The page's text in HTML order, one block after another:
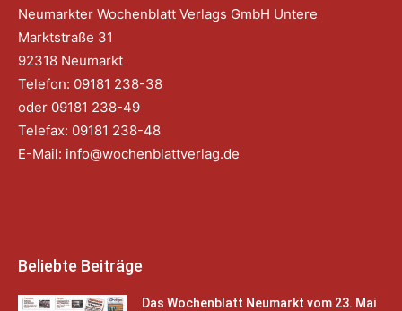
Neumarkter Wochenblatt Verlags GmbH Untere
Marktstraße 31
92318 Neumarkt
Telefon: 09181 238-38
oder 09181 238-49
Telefax: 09181 238-48
E-Mail: info@wochenblattverlag.de
Beliebte Beiträge
Das Wochenblatt Neumarkt vom 23. Mai